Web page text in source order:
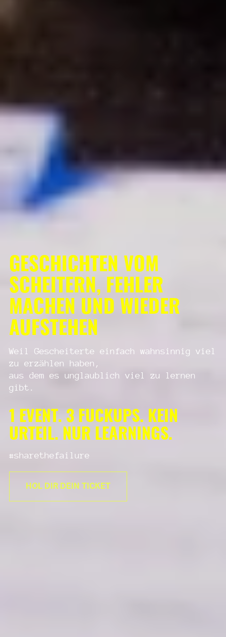
GESCHICHTEN VOM
SCHEITERN, FEHLER
MACHEN UND WIEDER
AUFSTEHEN
Weil Gescheiterte einfach wahnsinnig viel
zu erzählen haben,
aus dem es unglaublich viel zu lernen
gibt.
1 EVENT. 3 FUCKUPS. KEIN
URTEIL. NUR LEARNINGS.
#sharethefailure
HOL DIR DEIN TICKET